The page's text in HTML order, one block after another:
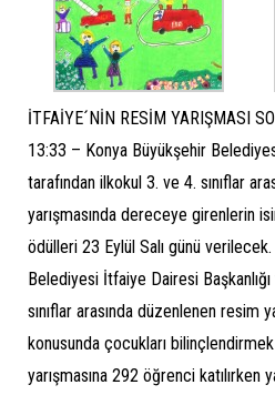
İTFAİYE´NİN RESİM YARIŞMASI
13:33 – Konya Büyükşehir
tarafından ilkokul 3. ve 4. sınıflar
yarışmasında dereceye girenlerin
ödülleri 23 Eylül Salı günü
Belediyesi İtfaiye Dairesi
sınıflar arasında düzenlenen resim
konusunda çocukları
yarışmasına 292 öğrenci katılırken